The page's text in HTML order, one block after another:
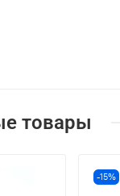
товары
-15%